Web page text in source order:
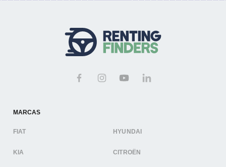
MARCAS
FIAT HYUNDAI
KIA CITROËN